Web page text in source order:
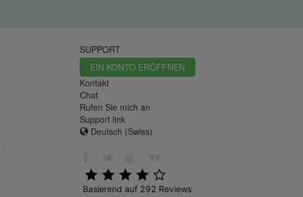
SUPPORT
EIN KONTO ERÖFFNEN
Kontakt
Chat
Rufen Sie mich an
Support link
Deutsch (Swiss)